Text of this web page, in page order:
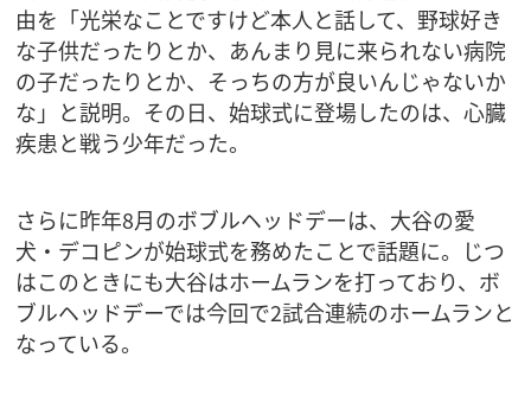
由を「光栄なことですけど本人と話して、野球好き
な子供だったりとか、あんまり見に来られない病院
の子だったりとか、そっちの方が良いんじゃないか
な」と説明。その日、始球式に登場したのは、心臓
疾患と戦う少年だった。
さらに昨年8月のボブルヘッドデーは、大谷の愛
犬・デコピンが始球式を務めたことで話題に。じつ
はこのときにも大谷はホームランを打っており、ボ
ブルヘッドデーでは今回で2試合連続のホームランと
なっている。